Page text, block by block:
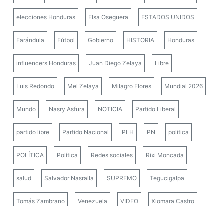
elecciones Honduras Elsa Oseguera ESTADOS UNIDOS
Farándula Fútbol Gobierno HISTORIA Honduras
influencers Honduras Juan Diego Zelaya Libre
Luis Redondo Mel Zelaya Milagro Flores Mundial 2026
Mundo Nasry Asfura NOTICIA Partido Liberal
partido libre Partido Nacional PLH PN politica
POLÍTICA Política Redes sociales Rixi Moncada
salud Salvador Nasralla SUPREMO Tegucigalpa
Tomás Zambrano Venezuela VIDEO Xiomara Castro